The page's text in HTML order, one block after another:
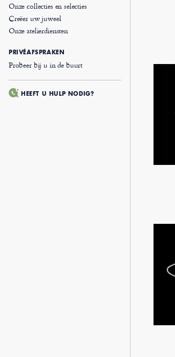
Onze collecties en selecties
Creëer uw juweel
Onze atelierdiensten
PRIVÉAFSPRAKEN
Probeer bij u in de buurt
HEEFT U HULP NODIG?